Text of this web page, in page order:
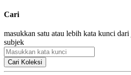
Cari
masukkan satu atau lebih kata kunci
subjek
Cari Koleksi